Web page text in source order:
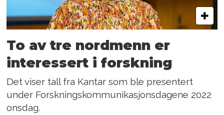
To av tre nordmenn er
interessert i forskning
Det viser tall fra Kantar som ble presentert
under Forsknings­­kommunikasjons­dagene 2022
onsdag.